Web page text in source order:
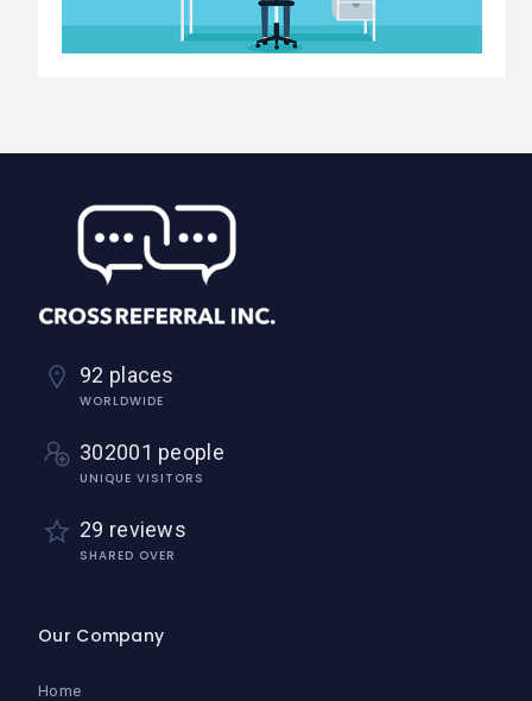
92 places
WORLDWIDE
302001 people
UNIQUE VISITORS
29 reviews
SHARED OVER
Our Company
Home